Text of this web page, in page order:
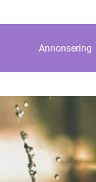
Annonsering